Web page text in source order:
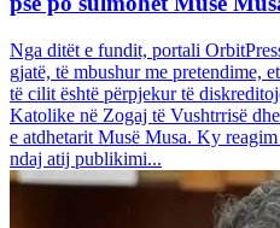
Nga ditët e fundit, portali
gjatë, të mbushur me pretendime,
të cilit është përpjekur të
Katolike në Zogaj të Vushtrrisë
e atdhetarit Musë Musa. Ky
ndaj atij publikimi...